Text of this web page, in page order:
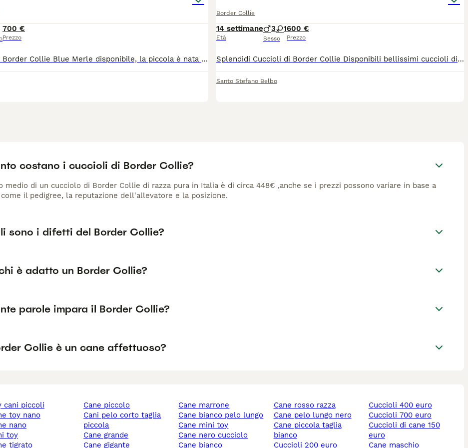
700 €
Prezzo
Cucciola di Border Collie Blue Merle disponibile, la piccola è nata e cresciuta in un centro cinofilo ed è abituata e socializzata con cani, animali, persone e bambini. È una piccola fantastica,solare e molto socievole
Border Collie
14 settimane
Età
3 1
Sesso
600 €
Prezzo
Splendidi Cuccioli di Border Collie ​Disponibili bellissimi cuccioli di Border Collie nati il 28 aprile, sia bianco-neri che blue merle. I piccoli sono nati e crescono in casa, circondati da affetto, per garantire un carattere equilibrato e una perfetta socializzazione. Salute e Genitori ​I genitori, Leo e Shila, provengono da ottime linee di sangue e sono esenti da malattie della razza: ​Displasia ad anche e gomiti: Esenti ​Test genetici (CEA e MDR1): Negativi ​Controllo oculistico (FSA): Negativo ​Quando saranno pronti? ​I cuccioli saranno consegnati solo dopo i 75 giorni di vita (verso metà luglio), per assicurare il giusto svezzamento e il tempo necessario con la mamma e i fratellini. Cosa è incluso: ​Pedigree ENCI ​Microchip e iscrizione all'anagrafe canina ​Sverminazioni e primo vaccino ​Certificato medico di buona salute ​Kit cucciolo per i primi giorni una guida con consigli per la crescita ​Restiamo a disposizione per aiutarvi anche dopo l'adozione! Per informazioni o per venire a conoscerli: Chiamaci o scrivici su WhatsApp al numero 347 5519273.
Santo Stefano Belbo
costano i cuccioli di Border Collie?
medio di un cucciolo di Border Collie di razza pura in Italia è di circa 448€ ,anche se i prezzi possono variare in base a
il pedigree, la reputazione dell'allevatore e la posizione.
sono i difetti del Border Collie?
è adatto un Border Collie?
parole impara il Border Collie?
Collie è un cane affettuoso?
cani piccoli
toy nano
nano
toy
tigrato
cane piccolo
cani pelo corto taglia
piccola
cane grande
cane gigante
cane marrone
cane bianco pelo lungo
cane mini toy
cane nero cucciolo
cane bianco
cane rosso razza
cane pelo lungo nero
cane piccola taglia
bianco
cuccioli 200 euro
cuccioli 400 euro
cuccioli 700 euro
cuccioli di cane 150
euro
cane maschio